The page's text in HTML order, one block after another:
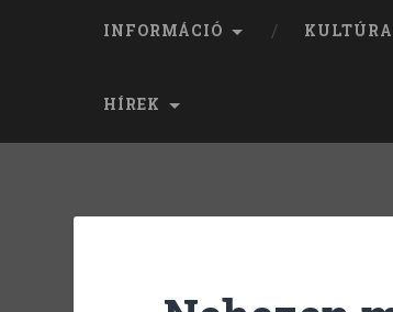
INFORMÁCIÓ KULTÚRA
HÍREK